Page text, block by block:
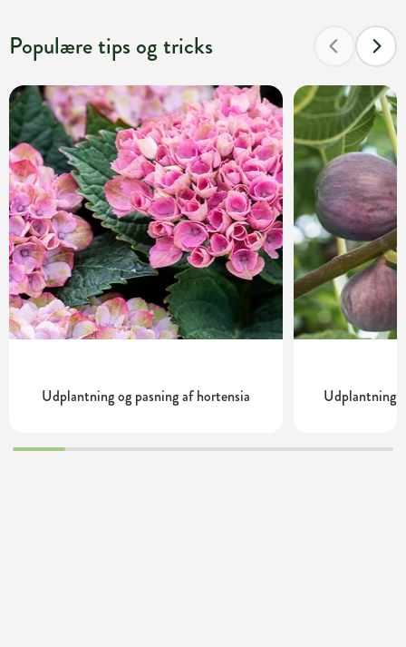
Populære tips og tricks
Udplantning og pasning af hortensia Udplantning